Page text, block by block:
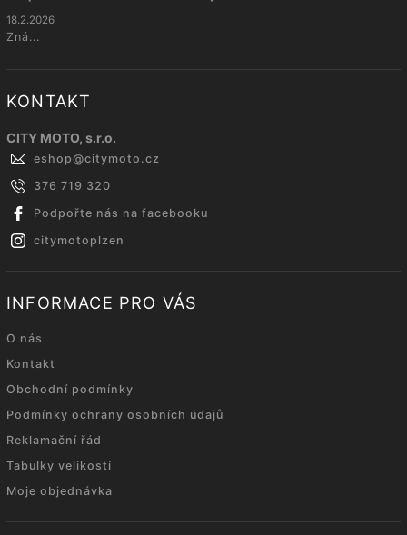
18.2.2026
Zná...
KONTAKT
CITY MOTO, s.r.o.
eshop@citymoto.cz
376 719 320
Podpořte nás na facebooku
citymotoplzen
INFORMACE PRO VÁS
O nás
Kontakt
Obchodní podmínky
Podmínky ochrany osobních údajů
Reklamační řád
Tabulky velikostí
Moje objednávka